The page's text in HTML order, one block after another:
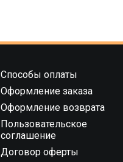
Способы оплаты
Оформление заказа
Оформление возврата
Пользовательское
соглашение
Договор оферты